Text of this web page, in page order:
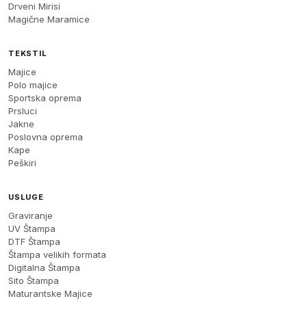
Drveni Mirisi
Magične Maramice
TEKSTIL
Majice
Polo majice
Sportska oprema
Prsluci
Jakne
Poslovna oprema
Kape
Peškiri
USLUGE
Graviranje
UV Štampa
DTF Štampa
Štampa velikih formata
Digitalna Štampa
Sito Štampa
Maturantske Majice